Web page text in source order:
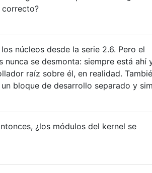
correcto?
núcleos desde la serie 2.6. Pero el
nunca se desmonta: siempre está ahí
raíz sobre él, en realidad.
bloque de desarrollo separado y
¿los módulos del kernel se